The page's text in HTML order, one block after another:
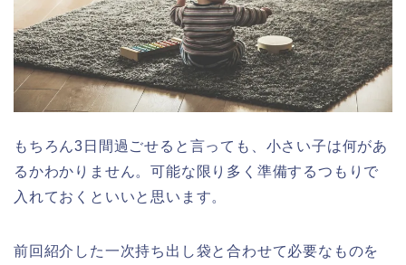
もちろん3日間過ごせると言っても、小さい子は何があ
るかわかりません。可能な限り多く準備するつもりで
入れておくといいと思います。
前回紹介した一次持ち出し袋と合わせて必要なものを